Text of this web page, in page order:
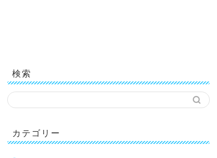
検索
カテゴリー